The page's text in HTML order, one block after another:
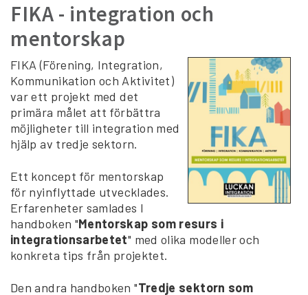
FIKA - integration och
mentorskap
FIKA (Förening, Integration,
Kommunikation och Aktivitet)
var ett projekt med det
primära målet att förbättra
möjligheter till integration med
hjälp av tredje sektorn.
Ett koncept för mentorskap
för nyinflyttade utvecklades.
Erfarenheter samlades I
handboken "Mentorskap som resurs i
integrationsarbetet" med olika modeller och
konkreta tips från projektet.
Den andra handboken "Tredje sektorn som